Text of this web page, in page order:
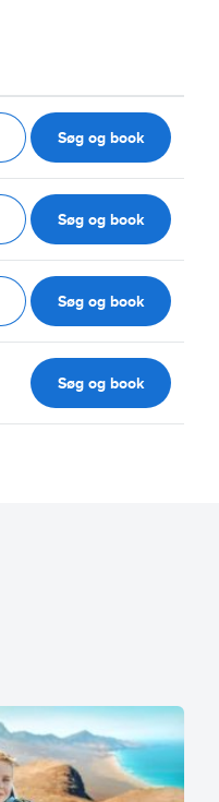
Søg og book
Søg og book
Søg og book
Søg og book